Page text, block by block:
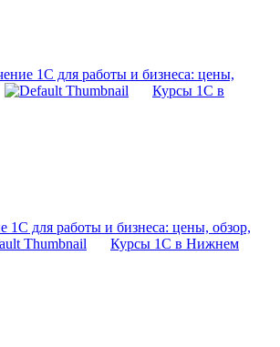
1С для работы и бизнеса: цены,
Курсы 1С в
1С для работы и бизнеса: цены, обзор,
Курсы 1С в Нижнем